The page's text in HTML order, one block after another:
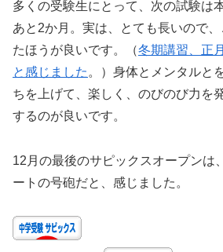
多くの受験生にとって、次の試験は
あと2か月。実は、とても長いので
たほうが良いです。（冬期講習、正
と感じました 。）身体とメンタルと
ちを上げて、楽しく、のびのび力を
するのが良いです。
12月の最後のサピックスオープンは
ートの号砲だと、感じました。